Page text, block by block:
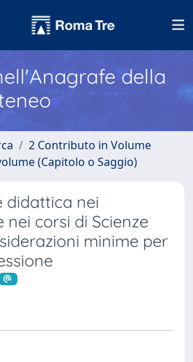
della
2 Contributo in Volume
(Capitolo o Saggio)
didattica nei
corsi di Scienze
minime per